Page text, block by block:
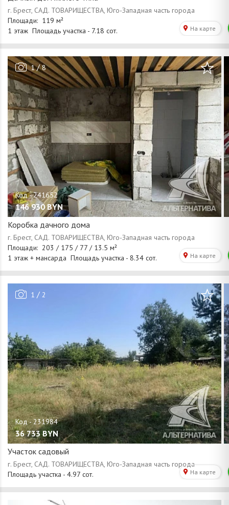
1/8
146 930 BYN
Коробка дачного дома
1 / 2
36 733 BYN
Участок садовый